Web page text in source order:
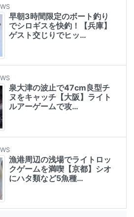
早朝3時間限定のボート釣り
でシロギスを快釣！【兵庫】
ゲスト交じりでヒッ…
泉大津の波止で47cm良型チ
ヌをキャッチ【大阪】ライト
ルアーゲームで攻…
漁港周辺の浅場でライトロッ
クゲームを満喫【京都】シオ
にハタ類など5魚種…